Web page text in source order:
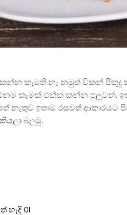
කැමති නෑ නමුත් චිකන් පීකුදු
ඕනම කෑමක් එක්ක කන්න පුලුවන්.
නැතුව ඉතාම රසවත්
බලමු.
01